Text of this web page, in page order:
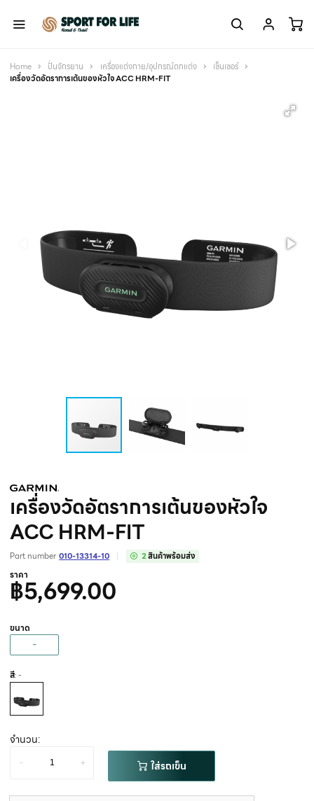
Home ปั่นจักรยาน เครื่องแต่งกาย/อุปกรณ์ตกแต่ง
เซ็นเซอร์
เครื่องวัดอัตราการเต้นของหัวใจ ACC HRM-FIT
เครื่องวัดอัตราการเต้นของหัวใจ
ACC HRM-FIT
Part number 010-13314-10 2สินค้าพร้อมส่ง
ราคา
฿5,699.00
ขนาด
-
สี: -
จำนวน:
-
+ ใส่รถเข็น